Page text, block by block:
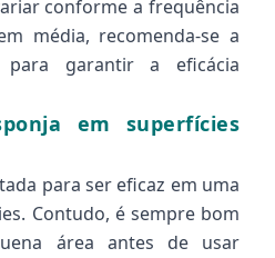
conforme a frequência
média, recomenda-se a
para garantir a eficácia
em superfícies
para ser eficaz em uma
Contudo, é sempre bom
área antes de usar